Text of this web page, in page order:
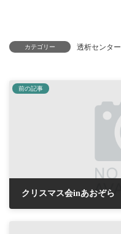
カテゴリー 透析センター
前の記事
クリスマス会inあおぞら